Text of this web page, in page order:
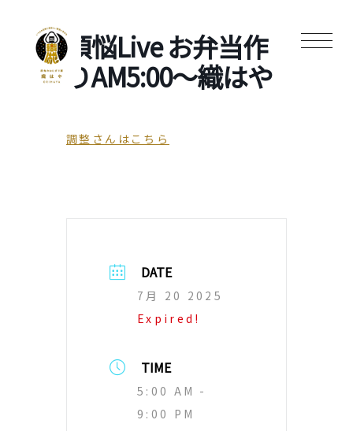
煩悩Live お弁当作
りAM5:00〜織はや
調整さんはこちら
DATE
7月 20 2025
Expired!
TIME
5:00 AM -
9:00 PM